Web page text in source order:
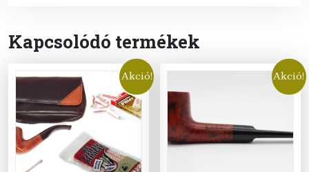
Kapcsolódó termékek
Akció! Akció!